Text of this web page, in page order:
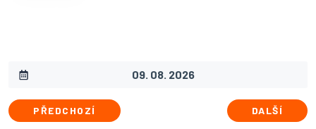
PŘEDCHOZÍ DALŠÍ